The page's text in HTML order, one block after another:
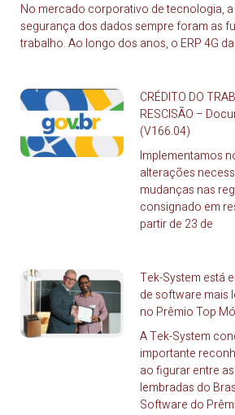
No mercado corporativo de tecnologia,
segurança dos dados sempre foram as
trabalho. Ao longo dos anos, o ERP 4G da
CRÉDITO DO
RESCISÃO –
(V166.04)
Implementamos
alterações
mudanças nas
consignado em
partir de 23 de
Tek-System está
de software mais
no Prêmio Top
A Tek-System
importante
ao figurar entre
lembradas do
Software do